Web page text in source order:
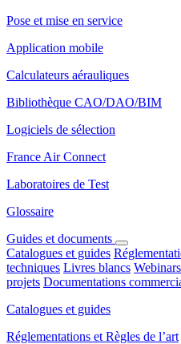
Pose et mise en service
Application mobile
Calculateurs aérauliques
Bibliothèque CAO/DAO/BIM
Logiciels de sélection
France Air Connect
Laboratoires de Test
Glossaire
Guides et documents
Catalogues et guides
techniques Livres blancs Webinars
projets Documentations
Catalogues et guides
Réglementations et Règles de l’art